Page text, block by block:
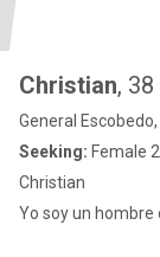
Christian, 38
General
Seeking: Female
Christian
Yo soy un